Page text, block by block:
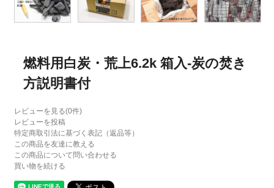
燃料用白炭・荒上6.2k 箱入-炭の焚き
方説明書付
レビューを見る(0件)
レビューを投稿
特定商取引法に基づく表記（返品等）
この商品を友達に教える
この商品について問い合わせる
買い物を続ける